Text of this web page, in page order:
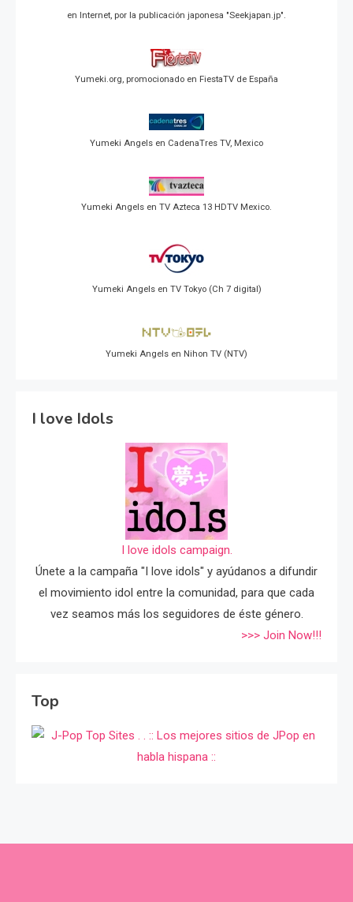
en Internet, por la publicación japonesa "Seekjapan.jp".
Yumeki.org, promocionado en FiestaTV de España
Yumeki Angels en CadenaTres TV, Mexico
Yumeki Angels en TV Azteca 13 HDTV Mexico.
Yumeki Angels en TV Tokyo (Ch 7 digital)
Yumeki Angels en Nihon TV (NTV)
I love Idols
I love idols campaign.
Únete a la campaña "I love idols" y ayúdanos a difundir
el movimiento idol entre la comunidad, para que cada
vez seamos más los seguidores de éste género.
>>> Join Now!!!
Top